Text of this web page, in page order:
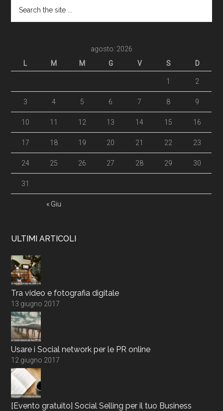
agosto: 2026
L
M M G V S D
« Giu
1 2
3 4 5 6 7 8 9
10 11 12 13 14 15 16
17 18 19 20 21 22 23
24 25 26 27 28 29 30
31
ULTIMI ARTICOLI
Tra video e fotografia digitale
13 giugno 2017
Usare i Social network per le PR online
12 giugno 2017
[Evento gratuito] Social Selling per il tuo Business